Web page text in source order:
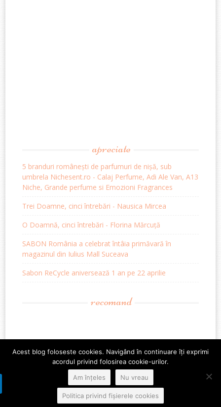
apreciate
5 branduri românești de parfumuri de nișă, sub
umbrela Nichesent.ro - Calaj Perfume, Adi Ale Van, A13
Niche, Grande perfume si Emozioni Fragrances
Trei Doamne, cinci întrebări - Nausica Mircea
O Doamnă, cinci întrebări - Florina Mărcuță
SABON România a celebrat întâia primăvară în
magazinul din Iulius Mall Suceava
Sabon ReCycle aniversează 1 an pe 22 aprilie
recomand
Proudly powered by WordPress|Theme: Sugar & Spice by
Acest blog foloseste cookies. Navigând în continuare îți exprimi
acordul privind folosirea cookie-urilor.
Am înțeles
Nu vreau
Politica privind fișierele cookies